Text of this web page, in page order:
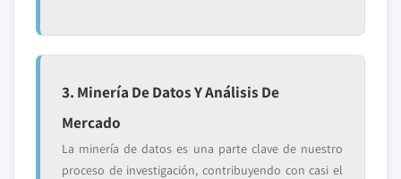
3. Minería De Datos Y Análisis De
Mercado
La minería de datos es una parte clave de nuestro
proceso de investigación, contribuyendo con casi el